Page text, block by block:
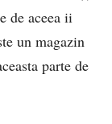
de aceea ii
un magazin
parte de